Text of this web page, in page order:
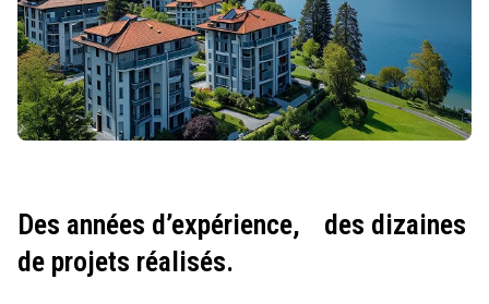
Des années d’expérience,
des dizaines
de projets réalisés.